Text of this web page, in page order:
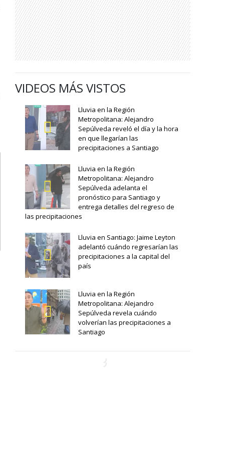
VIDEOS MÁS VISTOS
Lluvia en la Región
Metropolitana: Alejandro
Sepúlveda reveló el día y la hora
en que llegarían las
precipitaciones a Santiago
Lluvia en la Región
Metropolitana: Alejandro
Sepúlveda adelanta el
pronóstico para Santiago y
entrega detalles del regreso de
las precipitaciones
Lluvia en Santiago: Jaime Leyton
adelantó cuándo regresarían las
precipitaciones a la capital del
país
Lluvia en la Región
Metropolitana: Alejandro
Sepúlveda revela cuándo
volverían las precipitaciones a
Santiago